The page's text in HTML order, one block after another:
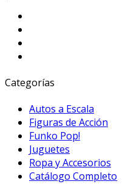
Categorías
Autos a Escala
Figuras de Acción
Funko Pop!
Juguetes
Ropa y Accesorios
Catálogo Completo